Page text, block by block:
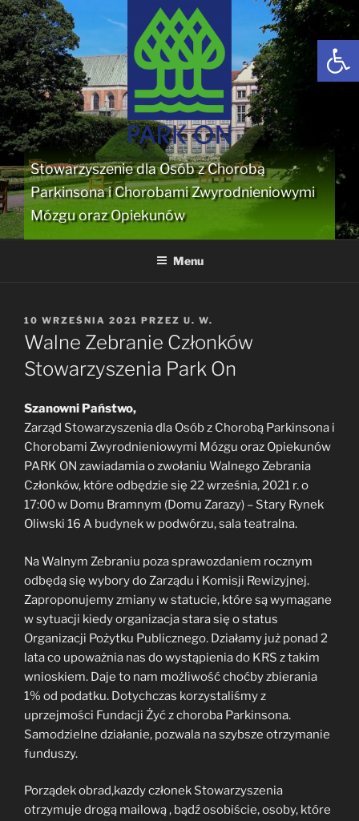
Przejdź
do
treści
Stowarzyszenie dla Osób z Chorobą
Parkinsona i Chorobami Zwyrodnieniowymi
Mózgu oraz Opiekunów
Menu
OPUBLIKOWANE
W
10 WRZEŚNIA 2021 PRZEZ U. W.
Walne Zebranie Członków
Stowarzyszenia Park On
Szanowni Państwo,
Zarząd Stowarzyszenia dla Osób z Chorobą Parkinsona i
Chorobami Zwyrodnieniowymi Mózgu oraz Opiekunów
PARK ON zawiadamia o zwołaniu Walnego Zebrania
Członków, które odbędzie się 22 września, 2021 r. o
17:00 w Domu Bramnym (Domu Zarazy) – Stary Rynek
Oliwski 16 A budynek w podwórzu, sala teatralna.
Na Walnym Zebraniu poza sprawozdaniem rocznym
odbędą się wybory do Zarządu i Komisji Rewizyjnej.
Zaproponujemy zmiany w statucie, które są wymagane
w sytuacji kiedy organizacja stara się o status
Organizacji Pożytku Publicznego. Działamy już ponad 2
lata co upoważnia nas do wystąpienia do KRS z takim
wnioskiem. Daje to nam możliwość choćby zbierania
1% od podatku. Dotychczas korzystaliśmy z
uprzejmości Fundacji Żyć z choroba Parkinsona.
Samodzielne działanie, pozwala na szybsze otrzymanie
funduszy.
Porządek obrad,kazdy członek Stowarzyszenia
otrzymuje drogą mailową , bądź osobiście, osoby, które